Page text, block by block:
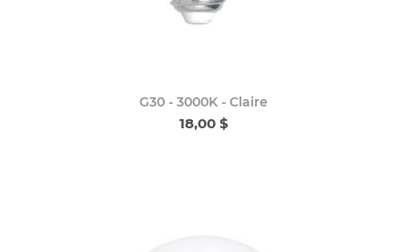
G30 - 3000K - Claire
18,00 $